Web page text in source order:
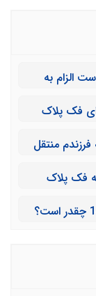
الزام به
فک پلاک
منتقل
فک پلاک